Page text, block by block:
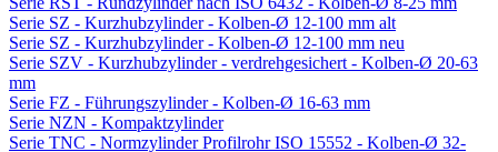
Serie SZ - Kurzhubzylinder - Kolben-Ø 12-100 mm alt
Serie SZ - Kurzhubzylinder - Kolben-Ø 12-100 mm neu
Serie SZV - Kurzhubzylinder - verdrehgesichert - Kolben-Ø 20-63
mm
Serie FZ - Führungszylinder - Kolben-Ø 16-63 mm
Serie NZN - Kompaktzylinder
Serie TNC - Normzylinder Profilrohr ISO 15552 - Kolben-Ø 32-